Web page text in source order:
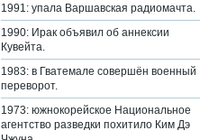
1991: упала Варшавская радиомачта.
1990: Ирак объявил об аннексии
Кувейта.
1983: в Гватемале совершён военный
переворот.
1973: южнокорейское Национальное
агентство разведки похитило Ким Дэ